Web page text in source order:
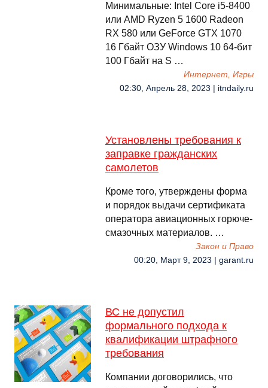
Минимальные: Intel Core i5-8400
или AMD Ryzen 5 1600 Radeon
RX 580 или GeForce GTX 1070
16 Гбайт ОЗУ Windows 10 64-бит
100 Гбайт на S …
Интернет, Игры
02:30, Апрель 28, 2023 | itndaily.ru
Установлены требования к
заправке гражданских
самолетов
Кроме того, утверждены форма
и порядок выдачи сертификата
оператора авиационных горюче-
смазочных материалов. …
Закон и Право
00:20, Март 9, 2023 | garant.ru
ВС не допустил
формального подхода к
квалификации штрафного
требования
Компании договорились, что